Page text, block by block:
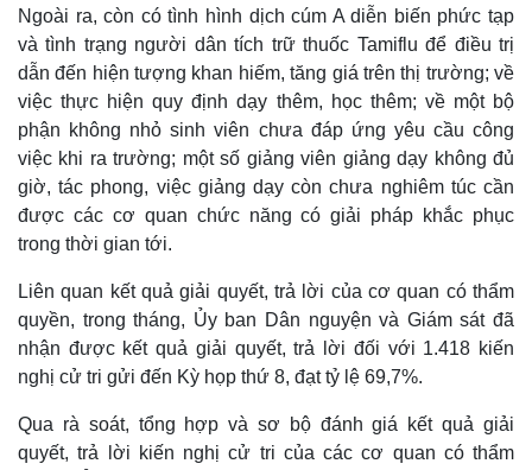
Pháp luật
Vụ án
Tin nóng
Tư vấn luật
Quân sự - Quốc phòng
Vũ khí
Việt Nam
Phân tích
Ngoài ra, còn có tình hình dịch cúm A diễn biến phức tạp
và tình trạng người dân tích trữ thuốc Tamiflu để điều trị
dẫn đến hiện tượng khan hiếm, tăng giá trên thị trường; về
việc thực hiện quy định dạy thêm, học thêm; về một bộ
phận không nhỏ sinh viên chưa đáp ứng yêu cầu công
việc khi ra trường; một số giảng viên giảng dạy không đủ
giờ, tác phong, việc giảng dạy còn chưa nghiêm túc cần
được các cơ quan chức năng có giải pháp khắc phục
trong thời gian tới.
Liên quan kết quả giải quyết, trả lời của cơ quan có thẩm
quyền, trong tháng, Ủy ban Dân nguyện và Giám sát đã
nhận được kết quả giải quyết, trả lời đối với 1.418 kiến
nghị cử tri gửi đến Kỳ họp thứ 8, đạt tỷ lệ 69,7%.
Qua rà soát, tổng hợp và sơ bộ đánh giá kết quả giải
quyết, trả lời kiến nghị cử tri của các cơ quan có thẩm